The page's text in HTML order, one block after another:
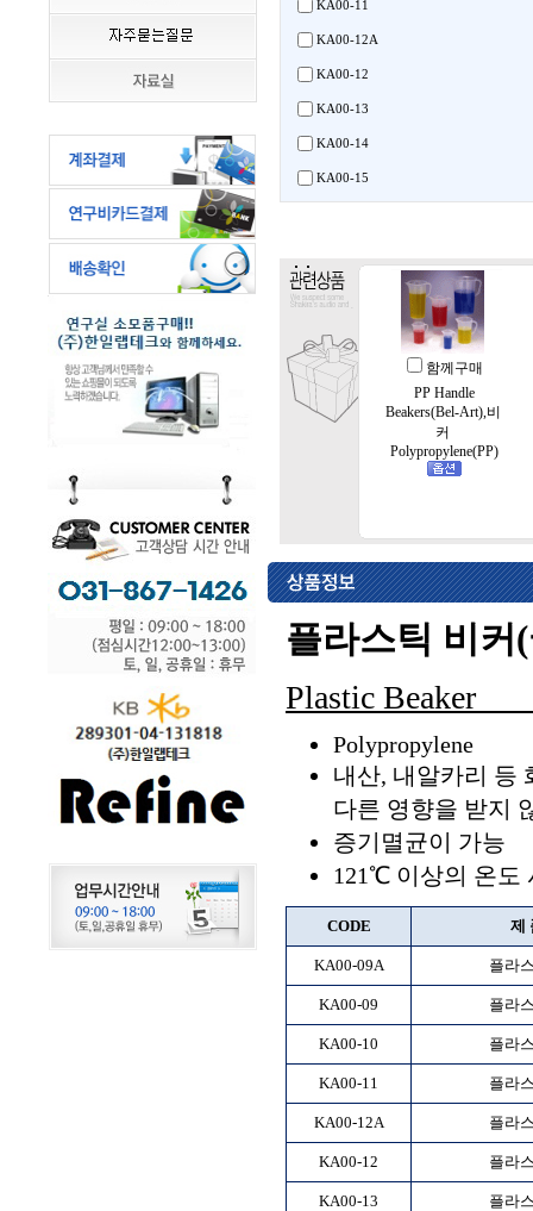
KA00-11
KA00-12A
KA00-12
KA00-13
KA00-14
KA00-15
함께구매
PP Handle
Beakers(Bel-Art),비
커
Polypropylene(PP)
플라스틱 비커
Polypropylene
내산, 내알카리 등
다른 영향을 받지
증기멸균이 가능
121℃ 이상의 온도
CODE 제
KA00-09A 플라
KA00-09 플라
KA00-10 플라
KA00-11 플라
KA00-12A 플라
KA00-12 플라
KA00-13 플라